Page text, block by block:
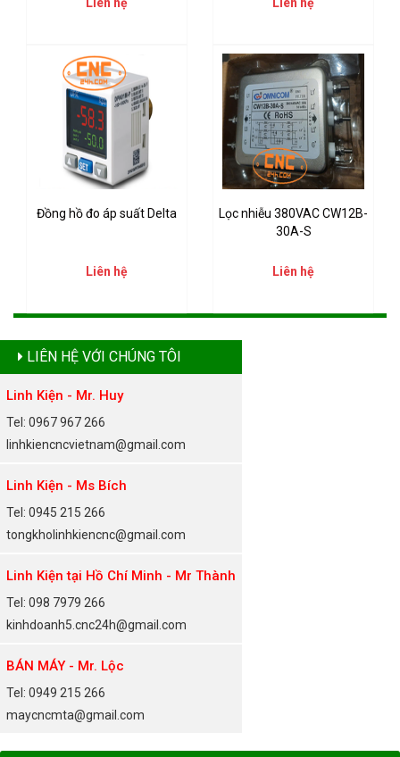
Đồng hồ đo áp suất Delta
Liên hệ
Lọc nhiễu 380VAC CW12B-
30A-S
Liên hệ
LIÊN HỆ VỚI CHÚNG TÔI
Linh Kiện - Mr. Huy
Tel: 0967 967 266
linhkiencncvietnam@gmail.com
Linh Kiện - Ms Bích
Tel: 0945 215 266
tongkholinhkiencnc@gmail.com
Linh Kiện tại Hồ Chí Minh - Mr Thành
Tel: 098 7979 266
kinhdoanh5.cnc24h@gmail.com
BÁN MÁY - Mr. Lộc
Tel: 0949 215 266
maycncmta@gmail.com